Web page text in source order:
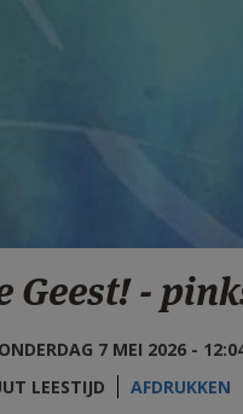
Geest! -
7 MEI 2026 -
LEESTIJD
AFDRUKKEN